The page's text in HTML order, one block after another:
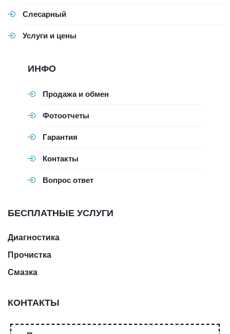
Слесарный
Услуги и цены
ИНФО
Продажа и обмен
Фотоотчеты
Гарантия
Контакты
Вопрос ответ
БЕСПЛАТНЫЕ УСЛУГИ
Диагностика
Прочистка
Смазка
КОНТАКТЫ